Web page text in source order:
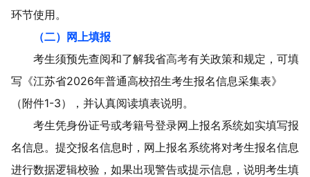
环节使用。
（二）网上填报
考生须预先查阅和了解我省高考有关政策和规定， 可填
写 《江苏省2026年普通高校招生考生报名信息采集表》
（附件1-3） ，并认真阅读填表说明。
考生凭身份证号或考籍号登录网上报名系统如实填写报
名信息。提交报名信息时，网上报名系统将对考生报名信息
进行数据逻辑校验，如果出现警告或提示信息，说明考生填